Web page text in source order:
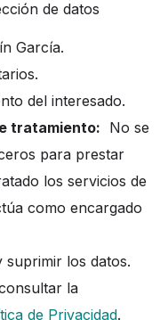
de datos
García.
del interesado.
tratamiento: No se
para prestar
los servicios de
como encargado
los datos.
la
de Privacidad.